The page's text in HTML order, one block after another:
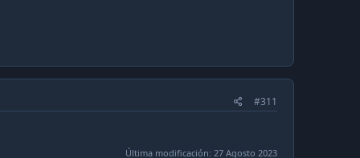
#311
Última modificación: 27 Agosto 2023